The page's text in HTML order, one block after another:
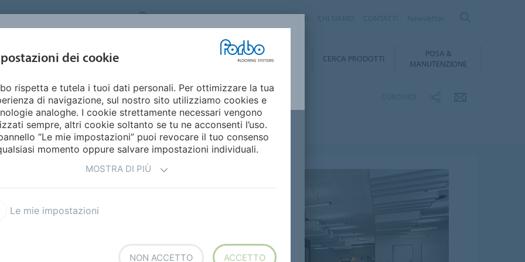
FLOORING SYSTEMS ITALY
PRODOTTI DOWNLOAD CERCA PRODOTTI
POSA &
MANUTENZIONE
ma a volte si cerca
nuove opportunità,
dei cookie
rispetta e tutela i tuoi dati personali. Per ottimizzare la tua
di navigazione, sul nostro sito utilizziamo cookies e
analoghe. I cookie strettamente necessari vengono
sempre, altri cookie soltanto se tu ne acconsenti l’uso.
“Le mie impostazioni” puoi revocare il tuo consenso
momento oppure salvare impostazioni individuali.
MOSTRA DI PIÙ
Le mie impostazioni
NON ACCETTO ACCETTO